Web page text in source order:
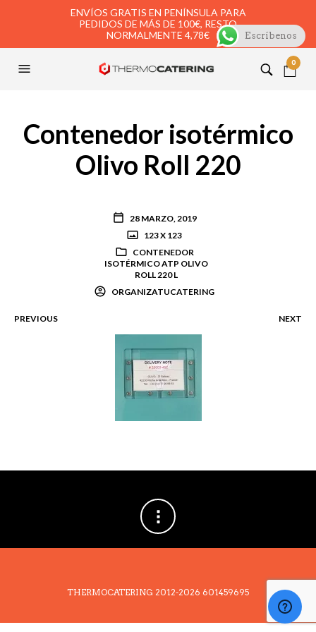
ENVÍOS GRATIS EN PENÍNSULA PARA
PEDIDOS DE MÁS DE 100€, RESTO
NORMALMENTE 4,78€
0
Contenedor isotérmico
Olivo Roll 220
28 MARZO, 2019
123 X 123
CONTENEDOR
ISOTÉRMICO ATP OLIVO
ROLL 220 L
ORGANIZATUCATERING
PREVIOUS NEXT
THERMOCATERING 2012-2026 601459695
Escríbenos